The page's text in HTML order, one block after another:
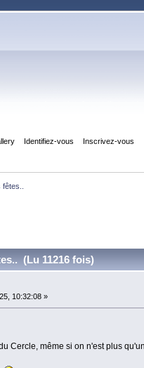
Identifiez-vous Inscrivez-vous
(Lu 11216 fois)
10:32:08 »
Cercle, même si on n'est plus